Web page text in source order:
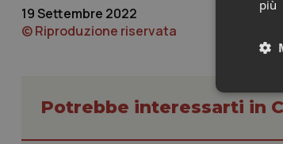
19 Settembre 2022
© Riproduzione riservata
Potrebbe interessarti in
più